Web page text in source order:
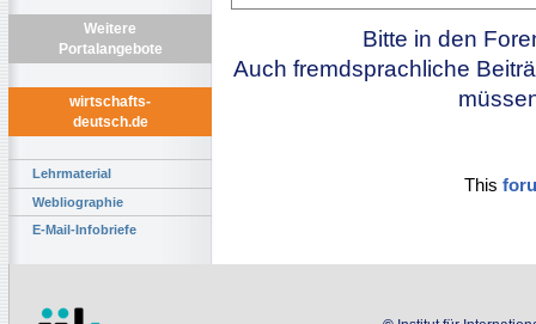
Weitere
Portalangebote
wirtschafts-
deutsch.de
Lehrmaterial
Webliographie
E-Mail-Infobriefe
Bitte in den
Auch fremdsprachliche
This